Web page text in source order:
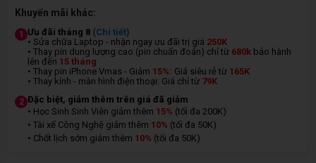
Khuyến mãi khác:
1 Ưu đãi tháng 8 (Chi tiết)
• Sửa chữa Laptop - nhận ngay ưu đãi trị giá 250K
• Thay pin dung lượng cao (pin chuẩn đoán) chỉ từ 680k bảo hành
lên đến 15 tháng
• Thay pin iPhone Vmas - Giảm 15%: Giá siêu rẻ từ 165K
• Thay kính - màn hình điện thoại: Giá chỉ từ 79K
2 Đặc biệt, giảm thêm trên giá đã giảm
• Học Sinh Sinh Viên giảm thêm 15% (tối đa 200K)
• Tài xế Công Nghệ giảm thêm 10% (tối đa 50K)
• Chốt lịch sớm giảm thêm 10% (tối đa 50K)